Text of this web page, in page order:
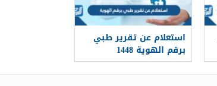
استعلام عن تقرير طبي
برقم الهوية 1448